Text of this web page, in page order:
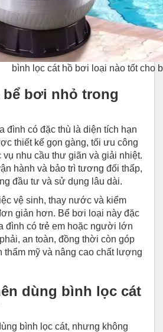
bình lọc cát hồ bơi loại nào tốt cho
bơi nhỏ trong
đình có đặc thù là diện tích hạn
thiết kế gọn gàng, tối ưu công
vụ nhu cầu thư giãn và giải nhiệt.
hành và bảo trì tương đối thấp,
đầu tư và sử dụng lâu dài.
vệ sinh, thay nước và kiểm
giản hơn. Bể bơi loại này đặc
đình có trẻ em hoặc người lớn
an toàn, đồng thời còn góp
thẩm mỹ và nâng cao chất lượng
dùng bình lọc cát
bình lọc cát, nhưng không